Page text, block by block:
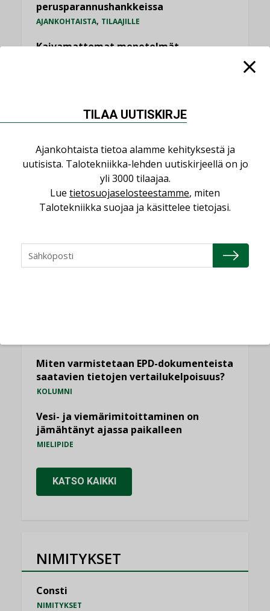
perusparannushankkeissa
AJANKOHTAISTA, TILAAJILLE
Kaivamattomat menetelmät
KATSO KAIKKI
NÄKÖKULMIA
Puheista tekoihin – uusin teknologia
KOLUMNI
Sähköistäminen säästää euroja
Miten varmistetaan EPD-dokumenteista
saatavien tietojen vertailukelpoisuus?
KOLUMNI
Vesi- ja viemärimitoittaminen on
jämähtänyt ajassa paikalleen
MIELIPIDE
KATSO KAIKKI
NIMITYKSET
Consti
NIMITYKSET
TILAA UUTISKIRJE
Ajankohtaista tietoa alamme kehityksestä ja
uutisista. Talotekniikka-lehden uutiskirjeellä on jo
yli 3000 tilaajaa.
Lue tietosuojaselosteestamme, miten
Talotekniikka suojaa ja käsittelee tietojasi.